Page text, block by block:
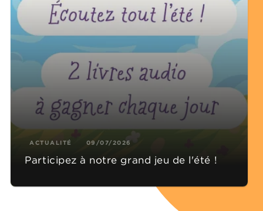
ACTUALITÉ 09/07/2026
Participez à notre grand jeu de l'été !